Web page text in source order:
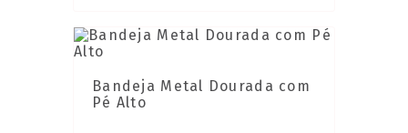
Bandeja Metal Dourada com
Pé Alto